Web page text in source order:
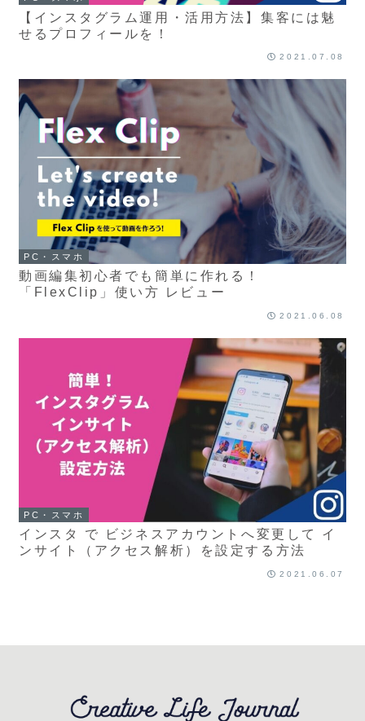
【インスタグラム運用・活用方法】集客には魅
せるプロフィールを！
2021.07.08
PC・スマホ
動画編集初心者でも簡単に作れる！
「FlexClip」使い方 レビュー
2021.06.08
PC・スマホ
インスタ で ビジネスアカウントへ変更して イ
ンサイト（アクセス解析）を設定する方法
2021.06.07